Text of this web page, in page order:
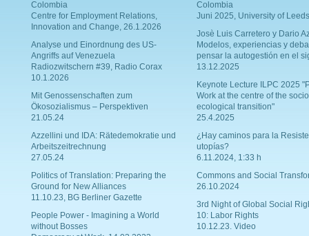
Colombia
Centre for Employment Relations,
Innovation and Change, 26.1.2026
Analyse und Einordnung des US-
Angriffs auf Venezuela
Radiozwitschern #39, Radio Corax
10.1.2026
Mit Genossenschaften zum
Ökosozialismus – Perspektiven
21.05.24
Azzellini und IDA: Rätedemokratie und
Arbeitszeitrechnung
27.05.24
Politics of Translation: Preparing the
Ground for New Alliances
11.10.23, BG Berliner Gazette
People Power - Imagining a World
without Bosses
Colombia
Juni 2025, University of Leeds
Josè Luis Carretero y Dario
Modelos, experiencias y
pensar la autogestión en el
13.12.2025
Keynote Lecture ILPC 2025
Work at the centre of the
ecological transition"
25.4.2025
¿Hay caminos para la
utopías?
6.11.2024, 1:33 h
Commons and Social
26.10.2024
3rd Night of Global Social
10: Labor Rights
10.12.23. Video